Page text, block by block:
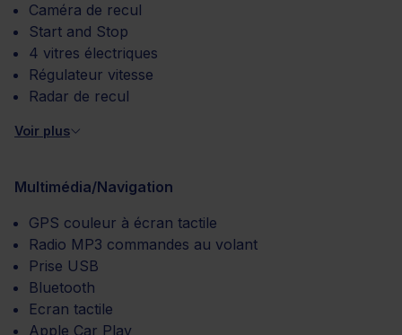
Caméra de recul
Start and Stop
4 vitres électriques
Régulateur vitesse
Radar de recul
Voir plus
Multimédia/Navigation
GPS couleur à écran tactile
Radio MP3 commandes au volant
Prise USB
Bluetooth
Ecran tactile
Apple Car Play